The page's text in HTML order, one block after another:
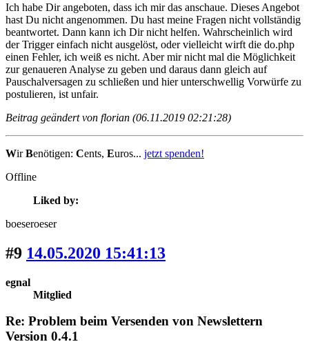
Ich habe Dir angeboten, dass ich mir das anschaue. Dieses Angebot
hast Du nicht angenommen. Du hast meine Fragen nicht vollständig
beantwortet. Dann kann ich Dir nicht helfen. Wahrscheinlich wird
der Trigger einfach nicht ausgelöst, oder vielleicht wirft die do.php
einen Fehler, ich weiß es nicht. Aber mir nicht mal die Möglichkeit
zur genaueren Analyse zu geben und daraus dann gleich auf
Pauschalversagen zu schließen und hier unterschwellig Vorwürfe zu
postulieren, ist unfair.
Beitrag geändert von florian (06.11.2019 02:21:28)
WirBenötigen: Cents, Euros... jetzt spenden!
Offline
Liked by:
boeseroeser
#9 14.05.2020 15:41:13
egnal
Mitglied
Re: Problem beim Versenden von Newslettern
Version 0.4.1